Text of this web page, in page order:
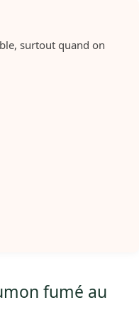
surtout quand on
fumé au